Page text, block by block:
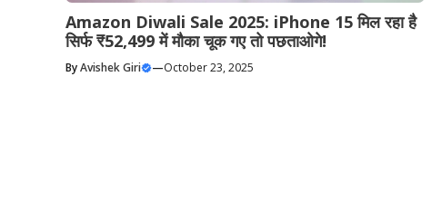
Amazon Diwali Sale 2025: iPhone 15 मिल रहा है
सिर्फ ₹52,499 में मौका चूक गए तो पछताओगे!
ByAvishek Giri —October 23, 2025